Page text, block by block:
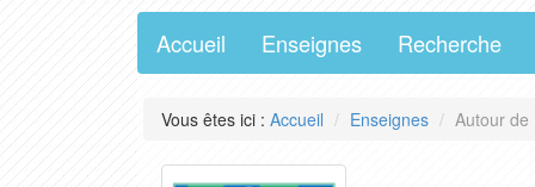
Accueil Enseignes Recherche
Vous êtes ici : Accueil Enseignes Autour de